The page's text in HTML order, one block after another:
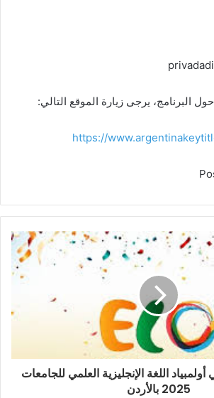
البرنامج، يرجى زيارة الموقع التالي:
https://
اللغة الإنجليزية العلمي للجامعات
2025 بالأردن